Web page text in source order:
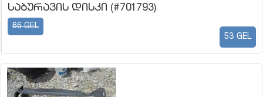
საბურავის დისკი (#701793)
66 GEL
53 GEL